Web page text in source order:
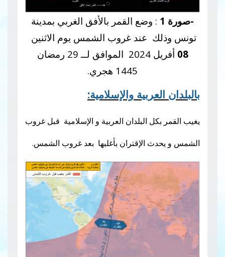
: وضع القمر بالأفق الغربي بمدينة
عند غروب الشمس يوم الاثنين
أفريل 2024 الموافق لــ 29 رمضان
والإسلامية:
البلدان العربية و الإسلامية قبل غروب
الإقتران بأغلبها بعد غروب الشمس